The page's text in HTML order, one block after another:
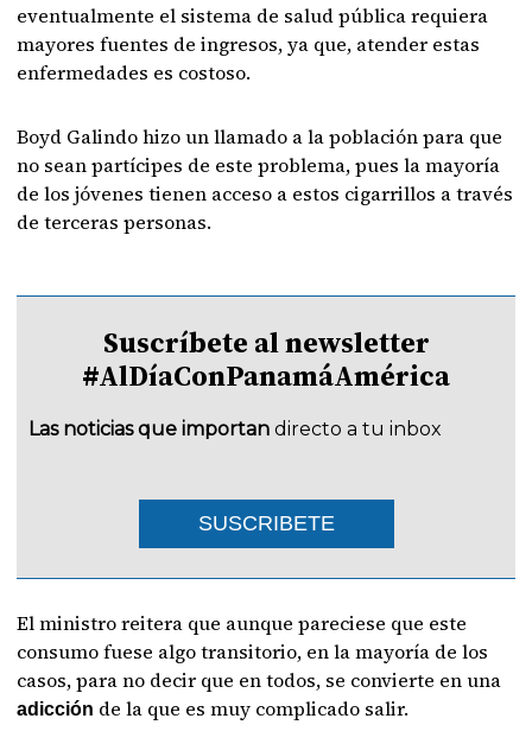
eventualmente el sistema de salud pública requiera
mayores fuentes de ingresos, ya que, atender estas
enfermedades es costoso.
Boyd Galindo hizo un llamado a la población para que
no sean partícipes de este problema, pues la mayoría
de los jóvenes tienen acceso a estos cigarrillos a través
de terceras personas.
Suscríbete al newsletter
#AlDíaConPanamáAmérica
Las noticias que importan directo a tu inbox
SUSCRIBETE
El ministro reitera que aunque pareciese que este
consumo fuese algo transitorio, en la mayoría de los
casos, para no decir que en todos, se convierte en una
adicción de la que es muy complicado salir.